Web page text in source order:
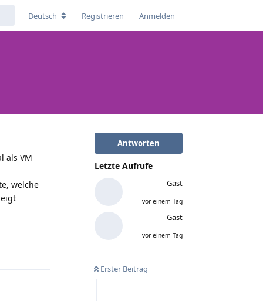
Deutsch Registrieren Anmelden
Antworten
Letzte Aufrufe
Gast
vor einem Tag
Gast
vor einem Tag
Erster Beitrag
als VM
welche